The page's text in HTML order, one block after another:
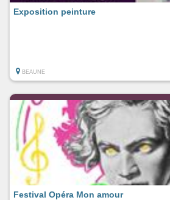
Exposition peinture
BEAUNE
Festival Opéra Mon amour